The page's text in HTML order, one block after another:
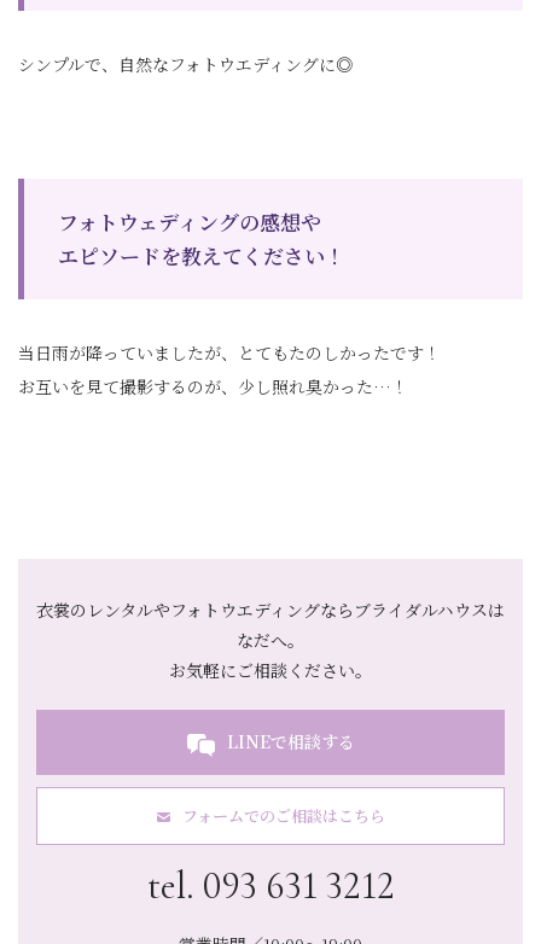
シンプルで、自然なフォトウエディングに◎
フォトウェディングの感想や
エピソードを教えてください！
当日雨が降っていましたが、とてもたのしかったです！
お互いを見て撮影するのが、少し照れ臭かった…！
衣裳のレンタルやフォトウエディングならブライダルハウスは
なだへ。
お気軽にご相談ください。
LINEで相談する
フォームでのご相談はこちら
tel. 093 631 3212